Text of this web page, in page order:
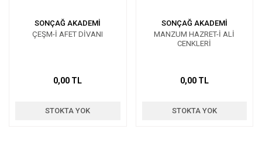
SONÇAĞ AKADEMİ
ÇEŞM-İ AFET DİVANI
0,00 TL
STOKTA YOK
SONÇAĞ AKADEMİ
MANZUM HAZRET-İ ALİ
CENKLERİ
0,00 TL
STOKTA YOK